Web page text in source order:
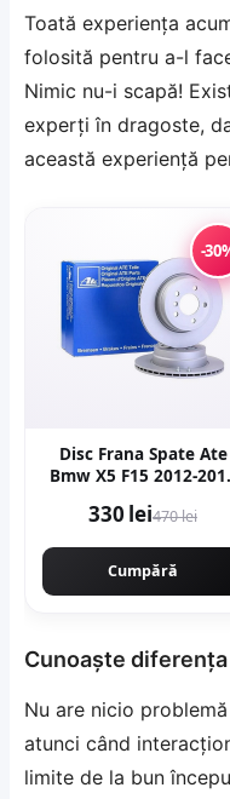
Toată experiența
folosită pentru a-l
Nimic nu-i scapă!
experți în dragoste,
această experiență
-
Disc Frana Spate Ate
Bmw X5 F15 2012-
330 lei470 lei
Cumpără
Cunoaște
Nu are nicio
atunci când
limite de la bun